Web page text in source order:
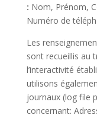
: Nom, Prénom,
Numéro de
Les
sont recueillis au
l’interactivité
utilisons
journaux (log file
concernant: